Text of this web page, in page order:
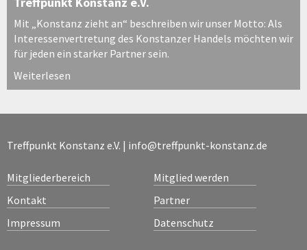
Mit „Konstanz zieht an“ beschreiben wir unser Motto: Als
Interessenvertretung des Konstanzer Handels möchten wir
für jeden ein starker Partner sein.
Weiterlesen
Treffpunkt Konstanz e.V. | info@treffpunkt-konstanz.de
Mitgliederbereich
Mitglied werden
Kontakt
Partner
Impressum
Datenschutz